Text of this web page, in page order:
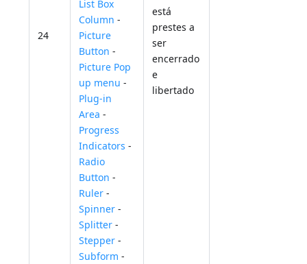
24
List Box
Column -
Picture
Button -
Picture Pop
up menu -
Plug-in
Area -
Progress
Indicators -
Radio
Button -
Ruler -
Spinner -
Splitter -
Stepper -
Subform -
está
prestes a
ser
encerrado
e
libertado